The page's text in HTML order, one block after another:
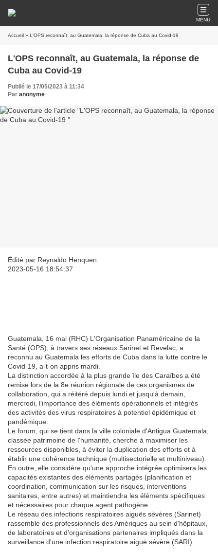
MENU
Accueil » L'OPS reconnaît, au Guatemala, la réponse de Cuba au Covid-19
L'OPS reconnaît, au Guatemala, la réponse de
Cuba au Covid-19
Publié le 17/05/2023 à 11:34
Par anonyme
Édité par Reynaldo Henquen
2023-05-16 18:54:37
Guatemala, 16 mai (RHC) L'Organisation Panaméricaine de la
Santé (OPS), à travers ses réseaux Sarinet et Revelac, a
reconnu au Guatemala les efforts de Cuba dans la lutte contre le
Covid-19, a-t-on appris mardi.
La distinction accordée à la plus grande île des Caraïbes a été
remise lors de la 8e réunion régionale de ces organismes de
collaboration, qui a réitéré depuis lundi et jusqu'à demain,
mercredi, l'importance des éléments opérationnels et intégrés
des activités des virus respiratoires à potentiel épidémique et
pandémique.
Le forum, qui se tient dans la ville coloniale d'Antigua Guatemala,
classée patrimoine de l'humanité, cherche à maximiser les
ressources disponibles, à éviter la duplication des efforts et à
établir une cohérence technique (multisectorielle et multiniveau).
En outre, elle considère qu'une approche intégrée optimisera les
capacités existantes des éléments partagés (planification et
coordination, communication sur les risques, interventions
sanitaires, entre autres) et maintiendra les éléments spécifiques
et nécessaires pour chaque agent pathogène.
Le réseau des infections respiratoires aiguës sévères (Sarinet)
rassemble des professionnels des Amériques au sein d'hôpitaux,
de laboratoires et d'organisations partenaires impliqués dans la
surveillance d'une infection respiratoire aiguë sévère (SARI).